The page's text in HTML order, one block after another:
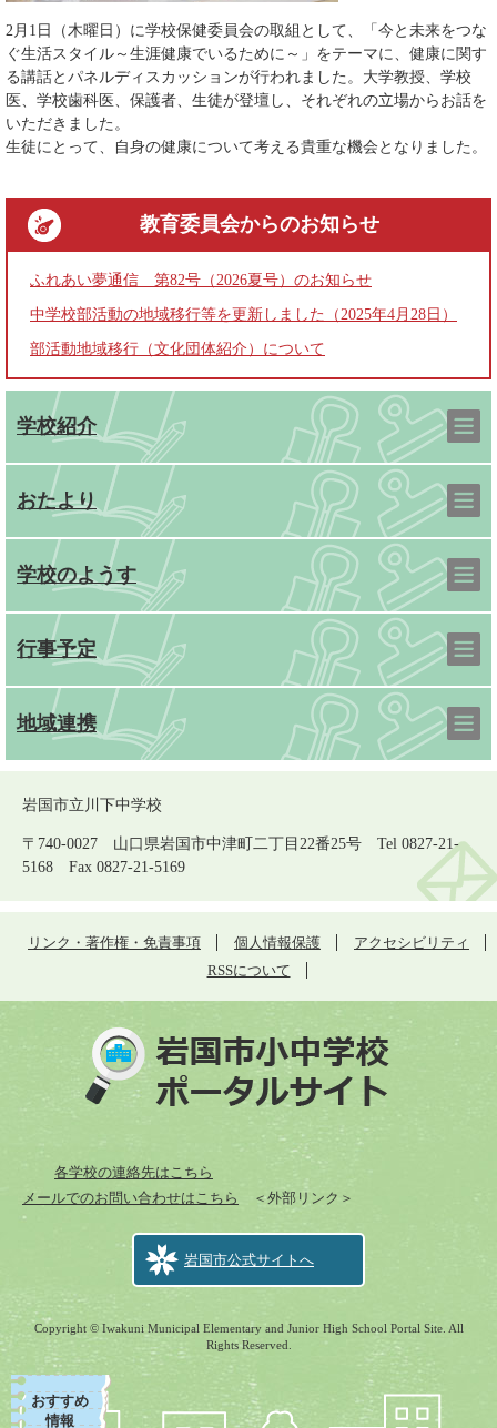
2月1日（木曜日）に学校保健委員会の取組として、「今と未来をつな
ぐ生活スタイル～生涯健康でいるために～」をテーマに、健康に関す
る講話とパネルディスカッションが行われました。大学教授、学校
医、学校歯科医、保護者、生徒が登壇し、それぞれの立場からお話を
いただきました。
生徒にとって、自身の健康について考える貴重な機会となりました。
教育委員会からのお知らせ
ふれあい夢通信 第82号（2026夏号）のお知らせ
中学校部活動の地域移行等を更新しました（2025年4月28日）
部活動地域移行（文化団体紹介）について
学校紹介
おたより
学校のようす
行事予定
地域連携
岩国市立川下中学校
〒740-0027 山口県岩国市中津町二丁目22番25号 Tel 0827-21-
5168 Fax 0827-21-5169
リンク・著作権・免責事項 個人情報保護
アクセシビリティ
RSSについて
各学校の連絡先はこちら
メールでのお問い合わせはこちら
＜外部リンク＞
岩国市公式サイトへ
Copyright © Iwakuni Municipal Elementary and Junior High School Portal Site. All
Rights Reserved.
おすすめ
情報